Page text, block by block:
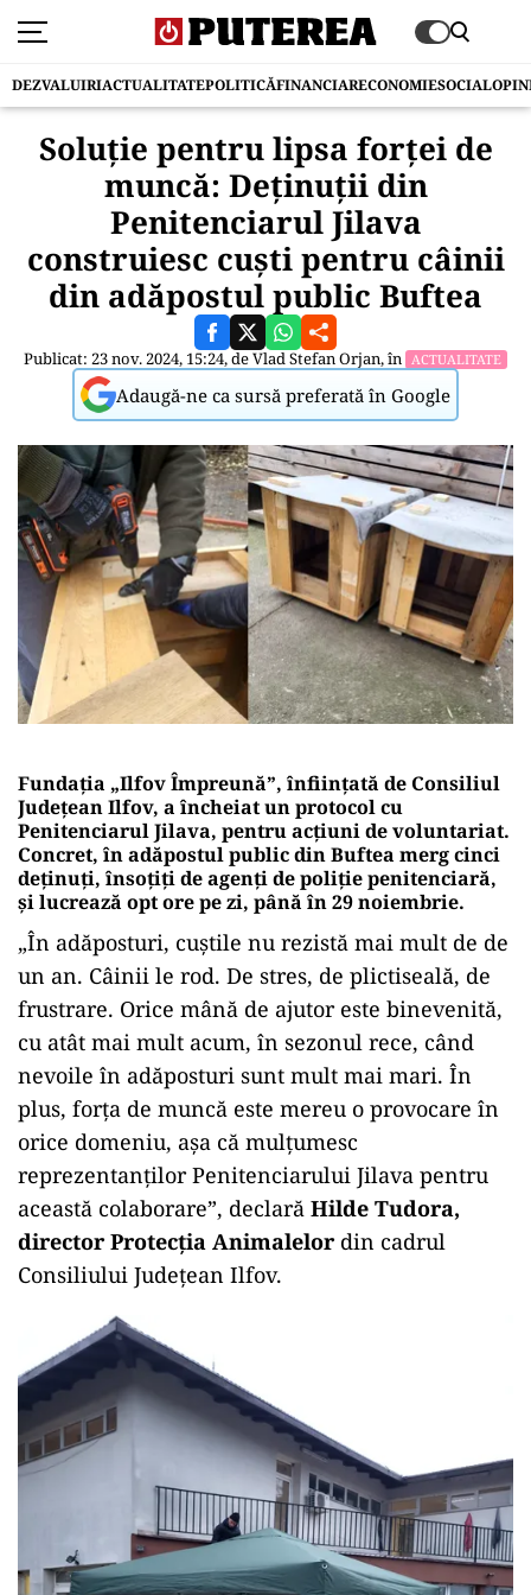
DEZVALUIRIACTUALITATEPOLITICĂFINANCIARECONOMIESOCIAL
Soluție pentru lipsa forței de
muncă: Deținuții din
Penitenciarul Jilava
construiesc cuști pentru câinii
din adăpostul public Buftea
Publicat: 23 nov. 2024, 15:24, deVlad Stefan Orjan, în ACTUALITATE
Adaugă-ne ca sursă preferată în Google
Fundația „Ilfov Împreună”, înființată de Consiliul
Județean Ilfov, a încheiat un protocol cu
Penitenciarul Jilava, pentru acțiuni de voluntariat.
Concret, în adăpostul public din Buftea merg cinci
deținuți, însoțiți de agenți de poliție penitenciară,
și lucrează opt ore pe zi, până în 29 noiembrie.
„În adăposturi, cuștile nu rezistă mai mult de de
un an. Câinii le rod. De stres, de plictiseală, de
frustrare. Orice mână de ajutor este binevenită,
cu atât mai mult acum, în sezonul rece, când
nevoile în adăposturi sunt mult mai mari. În
plus, forța de muncă este mereu o provocare în
orice domeniu, așa că mulțumesc
reprezentanților Penitenciarului Jilava pentru
această colaborare”, declară Hilde Tudora,
director Protecția Animalelor din cadrul
Consiliului Județean Ilfov.